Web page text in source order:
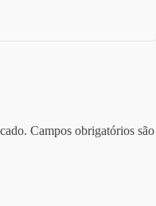
Campos obrigatórios são